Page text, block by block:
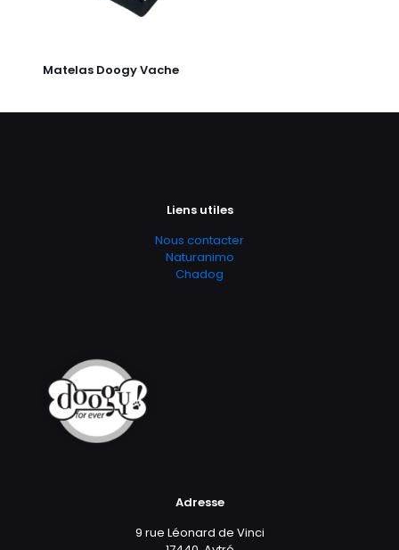
Matelas Doogy Vache
Liens utiles
Nous contacter
Naturanimo
Chadog
Adresse
9 rue Léonard de Vinci